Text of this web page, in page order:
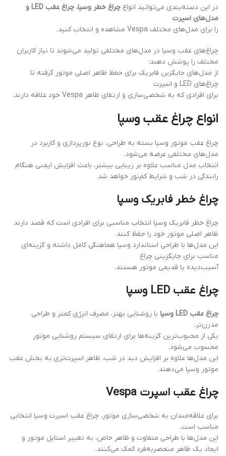
در این دسته‌بندی می‌توانید انواع
چراغ خطر وسپا، چراغ عقب LED و
مدل‌های اسپرت
را برای مدل‌های مختلف Vespa مشاهده و انتخاب کنید.
چراغ‌های عقب وسپا در مدل‌های مختلفی تولید می‌شوند تا نیاز کاربران
مختلف را پوشش دهند؛
از مدل‌های جایگزین فابریک برای حفظ ظاهر اصلی موتور گرفته تا
چراغ‌های LED و اسپرت
برای افرادی که به شخصی‌سازی و ارتقای ظاهر Vespa خود علاقه دارند.
انواع چراغ عقب وسپا
چراغ عقب موتور وسپا بسته به طراحی، نوع نورپردازی و کاربرد در
مدل‌های مختلفی عرضه می‌شود.
انتخاب مدل مناسب علاوه بر زیبایی بیشتر، باعث افزایش ایمنی هنگام
رانندگی در شب و شرایط کم‌نور خواهد شد.
چراغ خطر فابریک وسپا
چراغ خطر فابریک وسپا انتخاب مناسبی برای افرادی است که قصد دارند
ظاهر اصلی موتور خود را حفظ کنند.
این مدل‌ها با طراحی استاندارد وسپا هماهنگی کامل داشته و گزینه‌ای
مناسب برای جایگزینی چراغ
آسیب‌دیده یا قدیمی موتور هستند.
چراغ عقب LED وسپا
چراغ عقب LED وسپا
با روشنایی بهتر، مصرف انرژی کمتر و طراحی
مدرن‌تر،
یکی از محبوب‌ترین گزینه‌ها برای ارتقای سیستم روشنایی موتور
محسوب می‌شود.
این مدل‌ها علاوه بر افزایش دید در شب، ظاهر اسپرت‌تری به بخش عقب
موتور وسپا می‌دهند.
چراغ عقب اسپرت Vespa
برای علاقه‌مندان به شخصی‌سازی موتور، چراغ عقب اسپرت وسپا انتخابی
مناسب است.
این مدل‌ها با طراحی متفاوت و ظاهر خاص، به تغییر استایل موتور و
ایجاد یک ظاهر منحصر‌به‌فرد کمک می‌کنند.